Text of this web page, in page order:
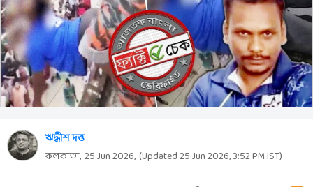
ঋদ্ধীশ দত্ত
কলকাতা, 25 Jun 2026, (Updated25 Jun 2026, 3:52 PMIST)